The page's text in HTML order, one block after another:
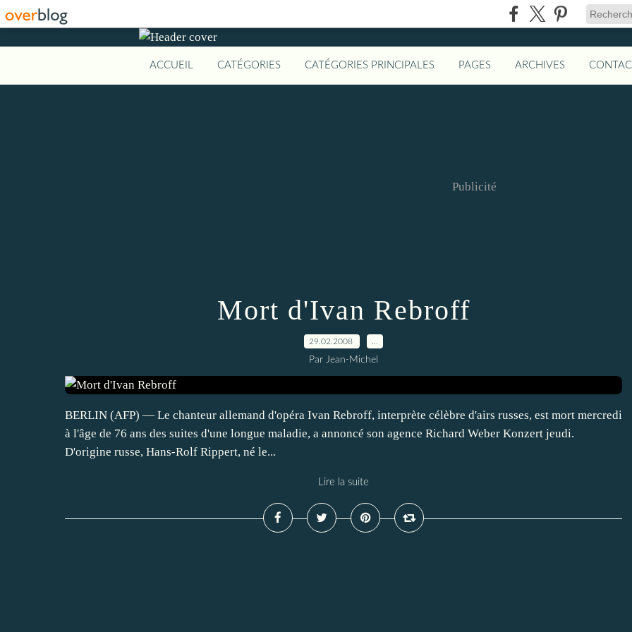
ACCUEIL CATÉGORIES CATÉGORIES PRINCIPALES PAGES ARCHIVES
Publicité
Mort d'Ivan Rebroff
29.02.2008
Par Jean-Michel
BERLIN (AFP) — Le chanteur allemand d'opéra Ivan Rebroff, interprète célèbre d'airs russes, est mort mercredi
à l'âge de 76 ans des suites d'une longue maladie, a annoncé son agence Richard Weber Konzert jeudi.
D'origine russe, Hans-Rolf Rippert, né le...
Lire la suite